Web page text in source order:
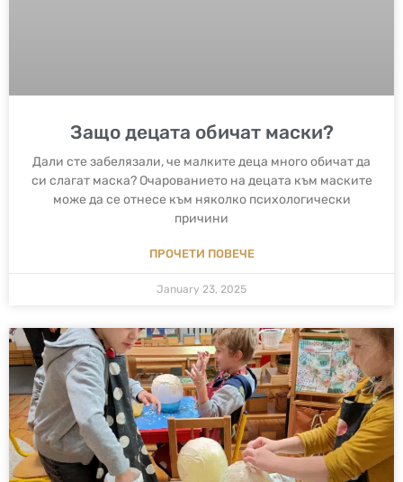
Защо децата обичат маски?
Дали сте забелязали, че малките деца много обичат да
си слагат маска? Очарованието на децата към маските
може да се отнесе към няколко психологически
причини
ПРОЧЕТИ ПОВЕЧЕ
January 23, 2025